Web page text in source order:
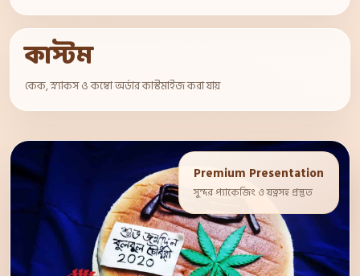
কাস্টম
কেক, স্ন্যাকস ও কম্বো অর্ডার কাস্টমাইজ করা যায়
Premium Presentation
সুন্দর প্যাকেজিং ও যত্নসহ প্রস্তুত